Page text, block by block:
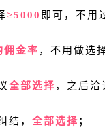
≥5000 即可，不用
佣金率 ，不用做选
全部选择，之后
结， 全部选择；